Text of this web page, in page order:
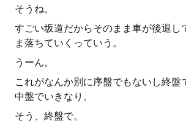
そうね。
すごい坂道だからそのまま車が後退し
ま落ちていくっていう。
うーん。
これがなんか別に序盤でもないし終盤
中盤でいきなり。
そう、終盤で。